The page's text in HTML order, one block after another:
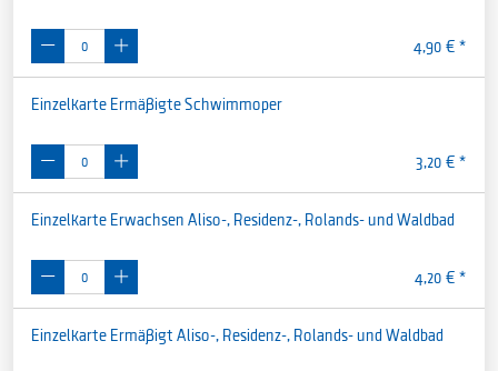
4,90 € *
Einzelkarte Ermäßigte Schwimmoper
3,20 € *
Einzelkarte Erwachsen Aliso-, Residenz-, Rolands- und Waldbad
4,20 € *
Einzelkarte Ermäßigt Aliso-, Residenz-, Rolands- und Waldbad